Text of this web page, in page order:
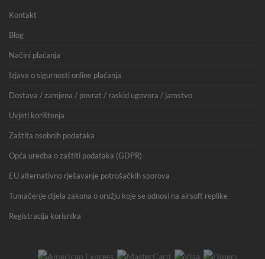
Kontakt
Blog
Načini plaćanja
Izjava o sigurnosti online plaćanja
Dostava / zamjena / povrat / raskid ugovora / jamstvo
Uvjeti korištenja
Zaštita osobnih podataka
Opća uredba o zaštiti podataka (GDPR)
EU alternativno rješavanje potrošačkih sporova
Tumačenje dijela zakona o oružju koje se odnosi na airsoft replike
Registracija korisnika